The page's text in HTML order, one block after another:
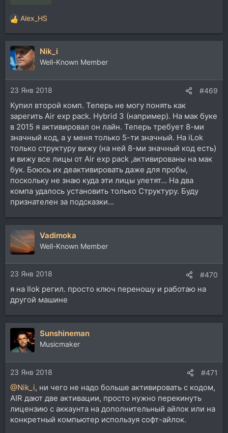
Р
е
а
к
ц
и
и
:
Alex_HS
Nik_i
Well-Known Member
23 Янв 2018 #469
Купил второй комп. Теперь не могу понять как
зарегить Air exp pack. Hybrid 3 (например). На мак буке
в 2015 я активировал он лайн. Теперь требует 8-ми
значный код, а у меня только 5-ти значный. На iLok
только структуру вижу (на ней 8-ми значный код есть)
и вижу все лицы от Air exp pack ,активированы на мак
бук. Боюсь их деактивировать даже для пробы,
поскольку не знаю куда эти лицы улетят... На два
компа удалось установить только Структуру. Буду
признателен за подсказки...
Vadimoka
Well-Known Member
23 Янв 2018 #470
я на Ilok регил. просто ключ переношу и работаю на
другой машине
Sunshineman
Musicmaker
23 Янв 2018 #471
@Nik_i, ни чего не надо больше активировать с кодом,
AIR дают две активации, просто нужно перекинуть
лицензию с аккаунта на дополнительный айлок или на
конкретный компьютер используя софт-айлок.